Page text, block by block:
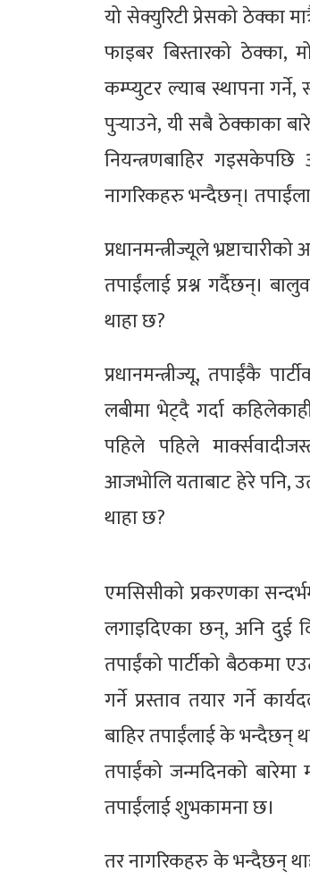
यो सेक्युरिटी प्रेसको ठेक्का
फाइबर बिस्तारको ठेक्का,
कम्प्युटर ल्याब स्थापना गर्ने,
पुर्‍याउने, यी सबै ठेक्काका
नियन्त्रणबाहिर
नागरिकहरु भन्दैछन्।
प्रधानमन्त्रीज्यूले
तपाईंलाई प्रश्न गर्दैछन्।
थाहा छ?
प्रधानमन्त्रीज्यू, तपाईंकै
लबीमा भेट्दै गर्दा
पहिले पहिले
आजभोलि यताबाट हेरे पनि,
थाहा छ?
एमसिसीको प्रकरणका
लगाइदिएका छन्, अनि दुई
तपाईंको पार्टीको बैठकमा
गर्ने प्रस्ताव तयार गर्ने
बाहिर तपाईंलाई के भन्दैछन्
तपाईंको जन्मदिनको बारेमा
तपाईंलाई शुभकामना छ।
तर नागरिकहरु के भन्दैछन्